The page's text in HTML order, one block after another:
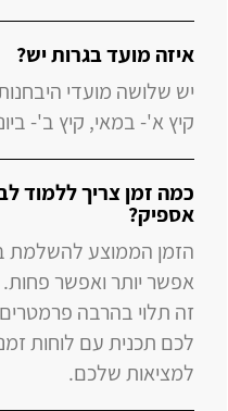
איזה מועד בגרות יש?
יש שלושה מועדי
קיץ א'- במאי, קיץ ב'-
כמה זמן צריך ללמוד
אספיק?
אפשר יותר ואפשר פחות.
זה תלוי בהרבה
לכם תכנית עם לוחות
למציאות שלכם.